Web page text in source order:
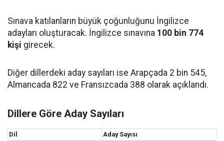
Sınava katılanların büyük çoğunluğunu İngilizce
adayları oluşturacak. İngilizce sınavına 100 bin 774
kişi girecek.
Diğer dillerdeki aday sayıları ise Arapçada 2 bin 545,
Almancada 822 ve Fransızcada 388 olarak açıklandı.
Dillere Göre Aday Sayıları
Dil
Aday Sayısı